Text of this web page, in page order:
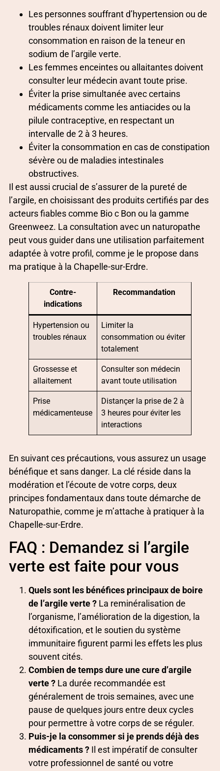
Les personnes souffrant d’hypertension ou de
troubles rénaux doivent limiter leur
consommation en raison de la teneur en
sodium de l’argile verte.
Les femmes enceintes ou allaitantes doivent
consulter leur médecin avant toute prise.
Éviter la prise simultanée avec certains
médicaments comme les antiacides ou la
pilule contraceptive, en respectant un
intervalle de 2 à 3 heures.
Éviter la consommation en cas de constipation
sévère ou de maladies intestinales
obstructives.
Il est aussi crucial de s’assurer de la pureté de
l’argile, en choisissant des produits certifiés par des
acteurs fiables comme Bio c Bon ou la gamme
Greenweez. La consultation avec un naturopathe
peut vous guider dans une utilisation parfaitement
adaptée à votre profil, comme je le propose dans
ma pratique à la Chapelle-sur-Erdre.
Contre-
indications
Recommandation
Hypertension ou
troubles rénaux
Limiter la
consommation ou éviter
totalement
Grossesse et
allaitement
Consulter son médecin
avant toute utilisation
Prise
médicamenteuse
Distançer la prise de 2 à
3 heures pour éviter les
interactions
En suivant ces précautions, vous assurez un usage
bénéfique et sans danger. La clé réside dans la
modération et l’écoute de votre corps, deux
principes fondamentaux dans toute démarche de
Naturopathie, comme je m’attache à pratiquer à la
Chapelle-sur-Erdre.
FAQ : Demandez si l’argile
verte est faite pour vous
Quels sont les bénéfices principaux de boire
de l’argile verte ? La reminéralisation de
l’organisme, l’amélioration de la digestion, la
détoxification, et le soutien du système
immunitaire figurent parmi les effets les plus
souvent cités.
Combien de temps dure une cure d’argile
verte ? La durée recommandée est
généralement de trois semaines, avec une
pause de quelques jours entre deux cycles
pour permettre à votre corps de se réguler.
Puis-je la consommer si je prends déjà des
médicaments ? Il est impératif de consulter
votre professionnel de santé ou votre